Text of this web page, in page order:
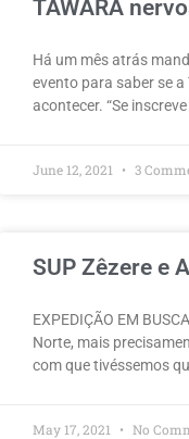
TAWARA
Há um mês atrás
evento para saber se a
acontecer. “Se
June 12, 2021 3
SUP Zêzere e
EXPEDIÇÃO EM
Norte, mais
com que tivéssemos
May 17, 2021 No